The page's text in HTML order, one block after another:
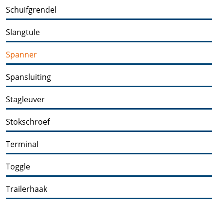
Schuifgrendel
Slangtule
Spanner
Spansluiting
Stagleuver
Stokschroef
Terminal
Toggle
Trailerhaak